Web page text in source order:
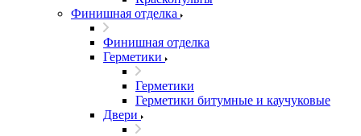
Финишная отделка
Финишная отделка
Герметики
Герметики
Герметики битумные и каучуковые
Двери